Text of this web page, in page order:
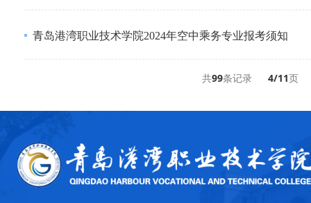
青岛港湾职业技术学院2024年空中乘务专业报考须知
共99条记录 4/11页